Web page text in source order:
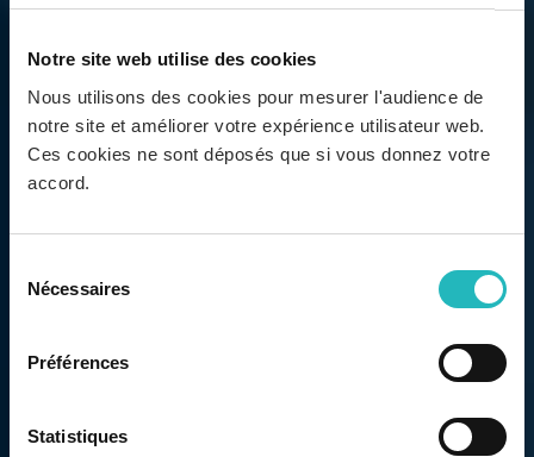
Notre site web utilise des cookies
Nous utilisons des cookies pour mesurer l'audience de
notre site et améliorer votre expérience utilisateur web.
Ces cookies ne sont déposés que si vous donnez votre
accord.
Nécessaires
Préférences
Statistiques